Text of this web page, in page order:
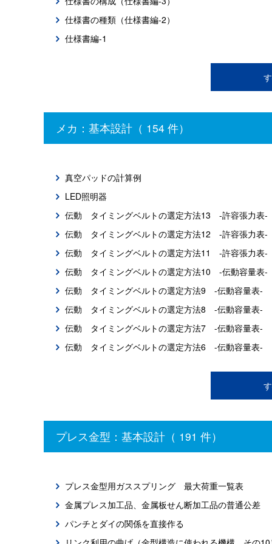
仕様書の種類（仕様書編-2）
仕様書編-1
メカ：基本設計（ 154 件）
真空パッドの計算例
LED照明器
伝動 タイミングベルトの選定方法13 -許容張力表-
伝動 タイミングベルトの選定方法12 -許容張力表-
伝動 タイミングベルトの選定方法11 -許容張力表-
伝動 タイミングベルトの選定方法10 -伝動容量表-
伝動 タイミングベルトの選定方法9 -伝動容量表-
伝動 タイミングベルトの選定方法8 -伝動容量表-
伝動 タイミングベルトの選定方法7 -伝動容量表-
伝動 タイミングベルトの選定方法6 -伝動容量表-
プレス金型：基本設計（ 191 件）
プレス金型用ガススプリング 最大荷重一覧表
金属プレス加工品、金属板せん断加工品の普通公差
パンチとダイの関係を直接作る